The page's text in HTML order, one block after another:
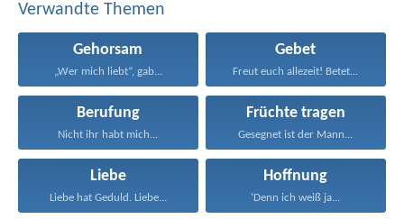
Verwandte Themen
Gehorsam
„Wer mich liebt“, gab...
Gebet
Freut euch allezeit! Betet...
Berufung
Nicht ihr habt mich...
Früchte tragen
Gesegnet ist der Mann...
Liebe
Liebe hat Geduld. Liebe...
Hoffnung
'Denn ich weiß ja...